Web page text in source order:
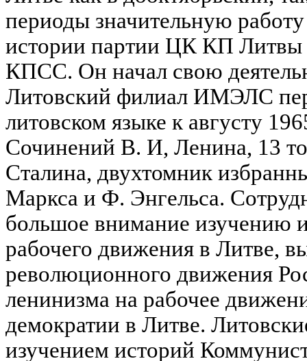
периоды значительную
истории партии ЦК КП
КПСС. Он начал свою
Литовский филиал ИМЭЛС
литовском языке к августу
Сочинений В. И, Ленина, 13
Сталина, двухтомник
Маркса и Ф. Энгельса.
большое внимание изучению
рабочего движения в Литве,
революционного движения
ленинизма на рабочее
демократии в Литве.
изучением историй